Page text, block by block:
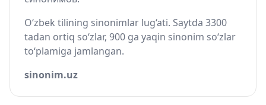
O‘zbek tilining sinonimlar lug‘ati. Saytda 3300
tadan ortiq so‘zlar, 900 ga yaqin sinonim so‘zlar
to‘plamiga jamlangan.
sinonim.uz